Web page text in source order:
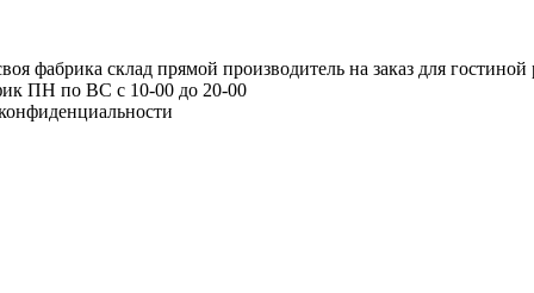
фабрика склад прямой производитель на заказ для
ПН по ВС с 10-00 до 20-00